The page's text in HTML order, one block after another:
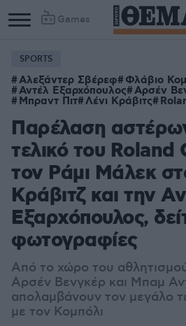
Games
SPORTS
Αλεξάντερ Σβέρεφ Φλάβιο
Αντέλ Εξαρχόπουλος Αρσέν
Μπραντ Πιτ Λένι Κράβιτς
Παρέλαση
τελικό του
τον Ράμι Μάλεκ
Κράβιτζ και την
Εξαρχόπουλος,
φωτογραφίες
Από το χώρο του
Αρσέν Βενγκέρ και Μπαμ
απολαμβάνουν τον μεγάλο
με τον Κομπόλι